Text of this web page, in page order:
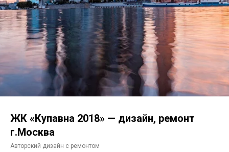
ЖК «Купавна 2018» — дизайн, ремонт
г.Москва
Авторский дизайн с ремонтом